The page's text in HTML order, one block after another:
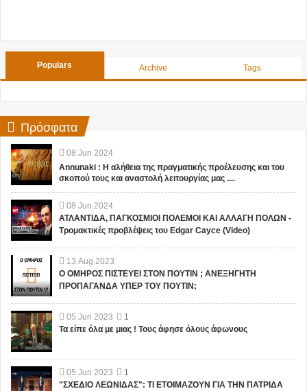
Populars Archive Tags
Πρόσφατα
08 Jun 2024
Annunaki : Η αλήθεια της πραγματικής προέλευσης και του
σκοπού τους και αναστολή λειτουργίας μας ....
08 Jun 2024
ΑΤΛΑΝΤΙΔΑ, ΠΑΓΚΟΣΜΙΟΙ ΠΟΛΕΜΟΙ ΚΑΙ ΑΛΛΑΓΗ ΠΟΛΩΝ -
Τρομακτικές προβλέψεις του Edgar Cayce (Video)
13 Aug 2023
Ο ΟΜΗΡΟΣ ΠΙΣΤΕΥΕΙ ΣΤΟΝ ΠΟΥΤΙΝ ; ΑΝΕΞΗΓΗΤΗ
ΠΡΟΠΑΓΑΝΔΑ ΥΠΕΡ ΤΟΥ ΠΟΥΤΙΝ;
05 Jun 2023
1
Τα είπε όλα με μιας ! Τους άφησε όλους άφωνους
05 Jun 2023
1
"ΣΧΕΔΙΟ ΛΕΩΝΙΔΑΣ": ΤΙ ΕΤΟΙΜΑΖΟΥΝ ΓΙΑ ΤΗΝ ΠΑΤΡΙΔΑ